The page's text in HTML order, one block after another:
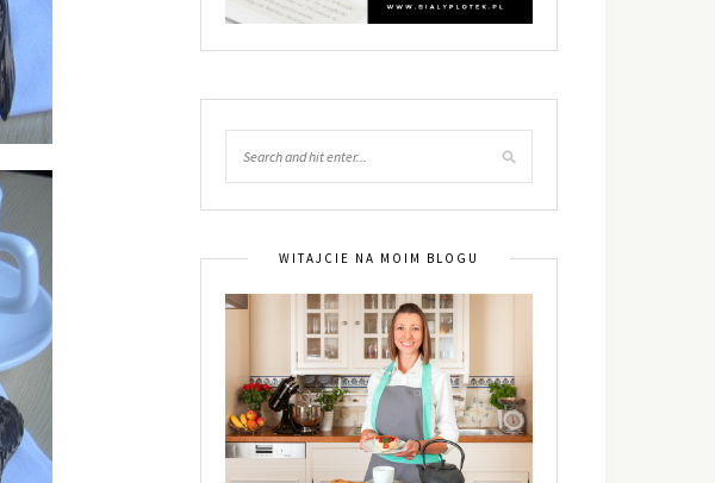
WITAJCIE NA MOIM BLOGU